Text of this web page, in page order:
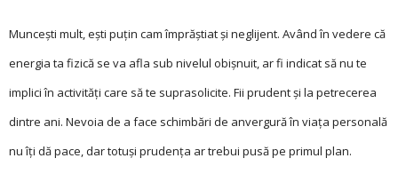
Muncești mult, ești puțin cam împrăștiat și neglijent. Având în vedere că
energia ta fizică se va afla sub nivelul obișnuit, ar fi indicat să nu te
implici în activități care să te suprasolicite. Fii prudent și la petrecerea
dintre ani. Nevoia de a face schimbări de anvergură în viața personală
nu îți dă pace, dar totuși prudența ar trebui pusă pe primul plan.